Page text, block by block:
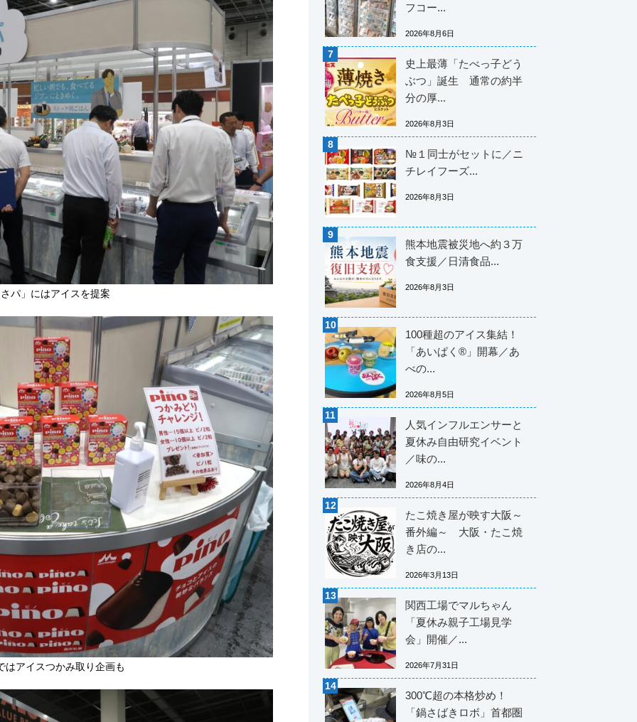
パ」にはアイスを提案
はアイスつかみ取り企画も
フコー...
2026年8月6日
史上最薄「たべっ子どう
ぶつ」誕生 通常の約半
分の厚...
2026年8月3日
№１同士がセットに／ニ
チレイフーズ...
2026年8月3日
熊本地震被災地へ約３万
食支援／日清食品...
2026年8月3日
100種超のアイス集結！
「あいぱく®」開幕／あ
べの...
2026年8月5日
人気インフルエンサーと
夏休み自由研究イベント
／味の...
2026年8月4日
たこ焼き屋が映す大阪～
番外編～ 大阪・たこ焼
き店の...
2026年3月13日
関西工場でマルちゃん
「夏休み親子工場見学
会」開催／...
2026年7月31日
300℃超の本格炒め！
「鍋さばきロボ」首都圏